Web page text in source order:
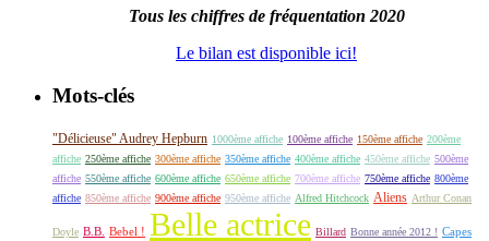
Tous les chiffres de fréquentation 2020
Le bilan est disponible ici!
Mots-clés
"Délicieuse" Audrey Hepburn 1000ème affiche 100ème affiche 150ème affiche 200ème
affiche 250ème affiche 300ème affiche 350ème affiche 400ème affiche 450ème affiche 500ème
affiche 550ème affiche 600ème affiche 650ème affiche 700ème affiche 750ème affiche 800ème
affiche 850ème affiche 900ème affiche 950ème affiche Alfred Hitchcock Aliens Arthur Conan
Doyle B.B. Bebel ! Belle actrice Billard Bonne année 2012 ! Capes